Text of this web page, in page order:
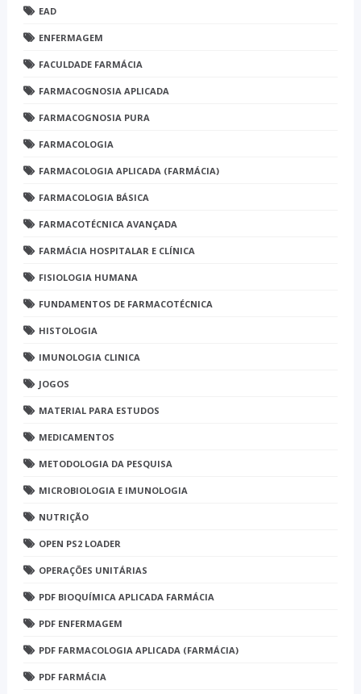
EAD
ENFERMAGEM
FACULDADE FARMÁCIA
FARMACOGNOSIA APLICADA
FARMACOGNOSIA PURA
FARMACOLOGIA
FARMACOLOGIA APLICADA (FARMÁCIA)
FARMACOLOGIA BÁSICA
FARMACOTÉCNICA AVANÇADA
FARMÁCIA HOSPITALAR E CLÍNICA
FISIOLOGIA HUMANA
FUNDAMENTOS DE FARMACOTÉCNICA
HISTOLOGIA
IMUNOLOGIA CLINICA
JOGOS
MATERIAL PARA ESTUDOS
MEDICAMENTOS
METODOLOGIA DA PESQUISA
MICROBIOLOGIA E IMUNOLOGIA
NUTRIÇÃO
OPEN PS2 LOADER
OPERAÇÕES UNITÁRIAS
PDF BIOQUÍMICA APLICADA FARMÁCIA
PDF ENFERMAGEM
PDF FARMACOLOGIA APLICADA (FARMÁCIA)
PDF FARMÁCIA